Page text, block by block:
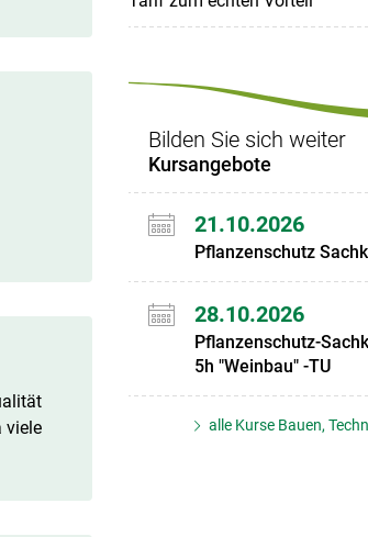
viele
Bilden Sie sich weiter
Kursangebote
21.10.2026
Pflanzenschutz
28.10.2026
Pflanzenschutz-
5h "Weinbau" -TU
alle Kurse Bauen,